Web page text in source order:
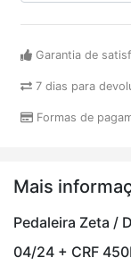
Garantia de
7 dias para
Formas de
Mais
Pedaleira Zeta /
04/24 + CRF